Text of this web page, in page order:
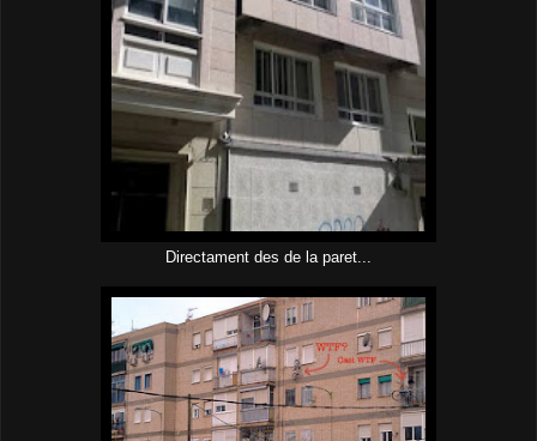
Directament des de la paret...